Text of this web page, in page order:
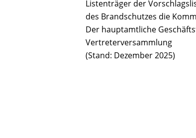
Listenträger der
des Brandschutzes die
Der hauptamtliche
Vertreterversammlung
(Stand: Dezember 2025)